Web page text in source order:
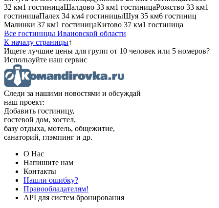
32 км1 гостиницаШалдово 33 км1 гостиницаРожство 33 км1
гостиницаПалех 34 км4 гостиницыШуя 35 км6 гостиниц
Малинки 37 км1 гостиницаКитово 37 км1 гостиница
Все гостиницы Ивановской области
К началу страницы↑
Ищете лучшие цены для групп от 10 человек или 5 номеров?
Используйте наш сервис
Следи за нашими новостями и обсуждай
наш проект:
Добавить гостиницу,
гостевой дом, хостел,
базу отдыха, мотель, общежитие,
санаторий, глэмпинг и др.
О Нас
Напишите нам
Контакты
Нашли ошибку?
Правообладателям!
API для систем бронирования